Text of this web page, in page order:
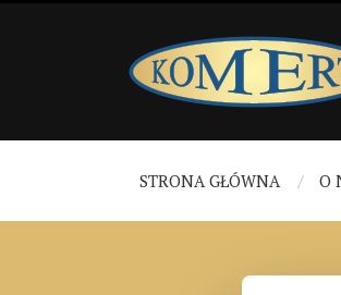
STRONA GŁÓWNA O